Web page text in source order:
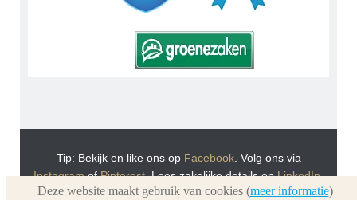
Tip: Bekijk en like ons op Facebook. Volg ons via
InstagramofPinterest. Lees zakelijke details opLinkedIn.
Of bekijk Urnwebshop.nl instructie video's viaYou Tube.
Deze website maakt gebruik van cookies (meer informatie)